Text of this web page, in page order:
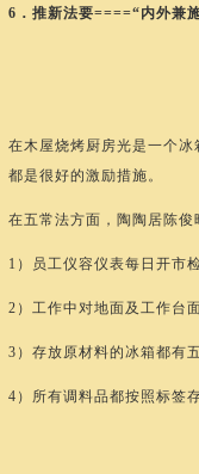
6．推新法要====“内外兼
在木屋烧烤厨房光是一个
都是很好的激励措施。
在五常法方面，陶陶居陈
1）员工仪容仪表每日开市
2）工作中对地面及工作台
3）存放原材料的冰箱都有
4）所有调料品都按照标签